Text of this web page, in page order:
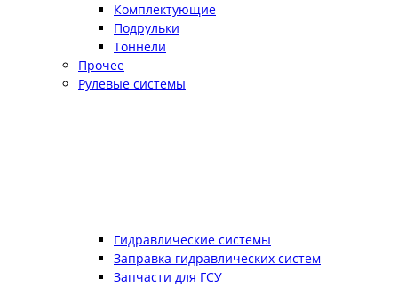
Комплектующие
Подрульки
Тоннели
Прочее
Рулевые системы
Гидравлические системы
Заправка гидравлических систем
Запчасти для ГСУ